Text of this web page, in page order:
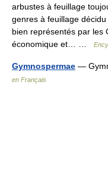
arbustes à feuillage
genres à feuillage
bien représentés par les
économique et… …
Gymnospermae —
en Français